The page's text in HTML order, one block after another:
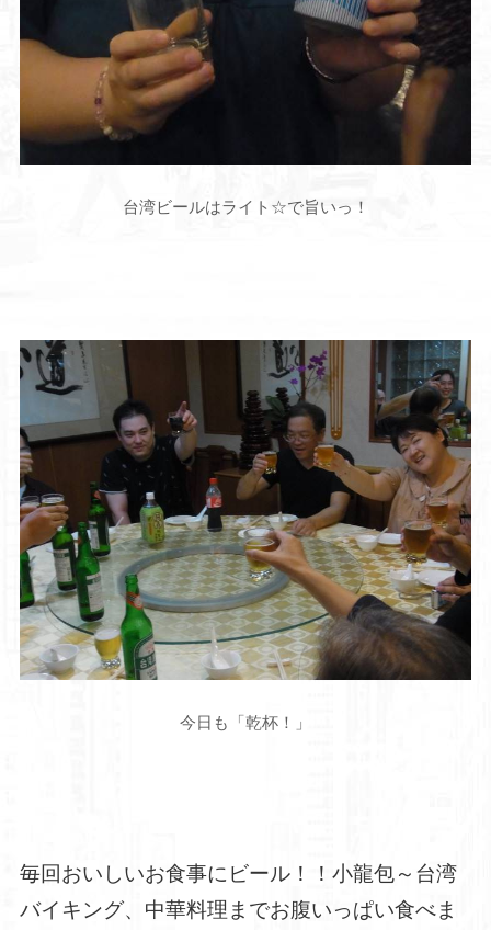
台湾ビールはライト☆で旨いっ！
今日も「乾杯！」
毎回おいしいお食事にビール！！小龍包～台湾
バイキング、中華料理までお腹いっぱい食べま